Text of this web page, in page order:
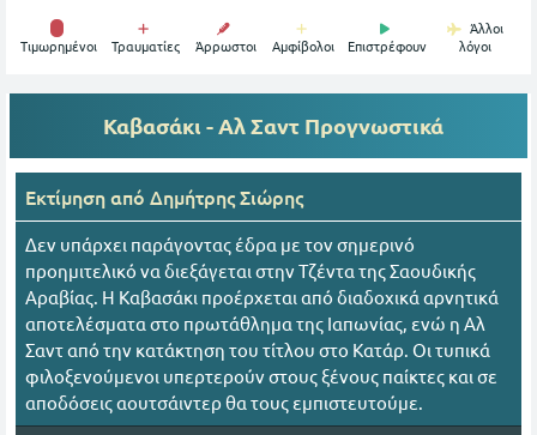
Tιμωρημένοι Τραυματίες Άρρωστοι Αμφίβολοι Επιστρέφουν
Άλλοι
λόγοι
Καβασάκι - Αλ Σαντ Προγνωστικά
Εκτίμηση από Δημήτρης Σιώρης
Δεν υπάρχει παράγοντας έδρα με τον σημερινό
προημιτελικό να διεξάγεται στην Τζέντα της Σαουδικής
Αραβίας. Η Καβασάκι προέρχεται από διαδοχικά αρνητικά
αποτελέσματα στο πρωτάθλημα της Ιαπωνίας, ενώ η Αλ
Σαντ από την κατάκτηση του τίτλου στο Κατάρ. Οι τυπικά
φιλοξενούμενοι υπερτερούν στους ξένους παίκτες και σε
αποδόσεις αουτσάιντερ θα τους εμπιστευτούμε.